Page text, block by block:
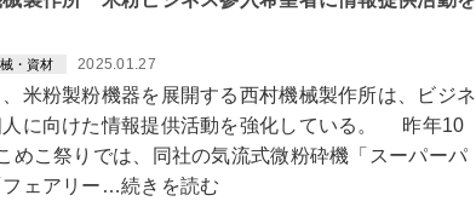
・資材 2025.01.27
米粉製粉機器を展開する西村機械製作所は、ビジネ
人に向けた情報提供活動を強化している。 昨年10
めこ祭りでは、同社の気流式微粉砕機「スーパーパ
ェアリー…続きを読む